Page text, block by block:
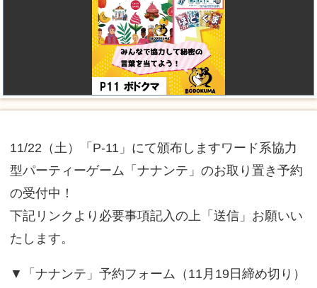
11/22（土）「P-11」にて頒布しますワード系協力
型パーティーゲーム「ナナンテ」のお取り置き予約
の受付中！
下記リンクより必要事項記入の上「送信」お願いい
たします。
▼「ナナンテ」予約フォーム（11月19日締め切り）